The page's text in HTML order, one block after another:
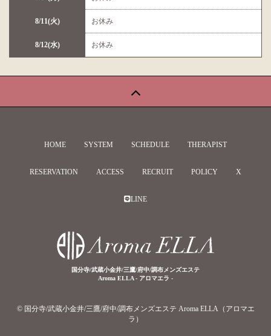
8/11(火)
8/12(水)
お休み
お休み
HOME SYSTEM SCHEDULE THERAPIST
RESERVATION ACCESS RECRUIT POLICY X
LINE
国分寺/武蔵小金井/三鷹/府中/調布メンズエステ
Aroma ELLA - アロマエラ -
© 国分寺/武蔵小金井/三鷹/府中/調布メンズエステ Aroma ELLA（アロマエ
ラ）